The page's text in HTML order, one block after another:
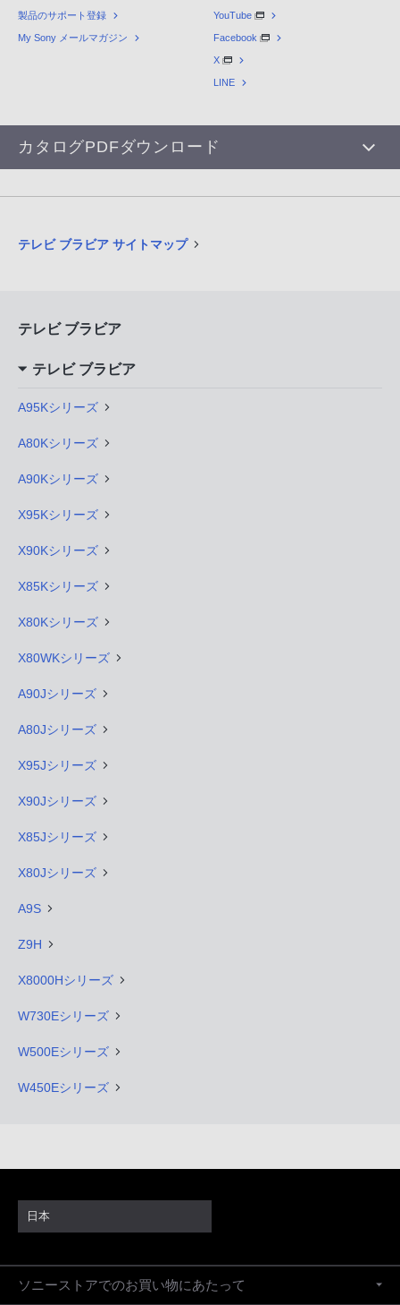
製品のサポート登録
My Sony メールマガジン
YouTube
Facebook
X
LINE
カタログPDFダウンロード
テレビ ブラビア サイトマップ
テレビ ブラビア
テレビ ブラビア
A95Kシリーズ
A80Kシリーズ
A90Kシリーズ
X95Kシリーズ
X90Kシリーズ
X85Kシリーズ
X80Kシリーズ
X80WKシリーズ
A90Jシリーズ
A80Jシリーズ
X95Jシリーズ
X90Jシリーズ
X85Jシリーズ
X80Jシリーズ
A9S
Z9H
X8000Hシリーズ
W730Eシリーズ
W500Eシリーズ
W450Eシリーズ
日本
ソニーストアでのお買い物にあたって